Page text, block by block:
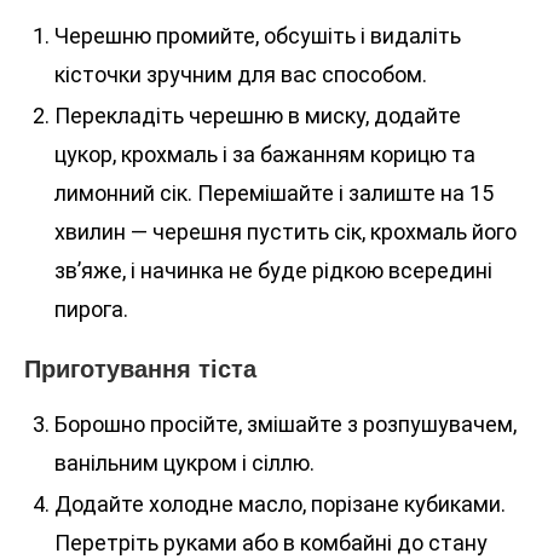
Черешню промийте, обсушіть і видаліть
кісточки зручним для вас способом.
Перекладіть черешню в миску, додайте
цукор, крохмаль і за бажанням корицю та
лимонний сік. Перемішайте і залиште на 15
хвилин — черешня пустить сік, крохмаль його
зв’яже, і начинка не буде рідкою всередині
пирога.
Приготування тіста
Борошно просійте, змішайте з розпушувачем,
ванільним цукром і сіллю.
Додайте холодне масло, порізане кубиками.
Перетріть руками або в комбайні до стану